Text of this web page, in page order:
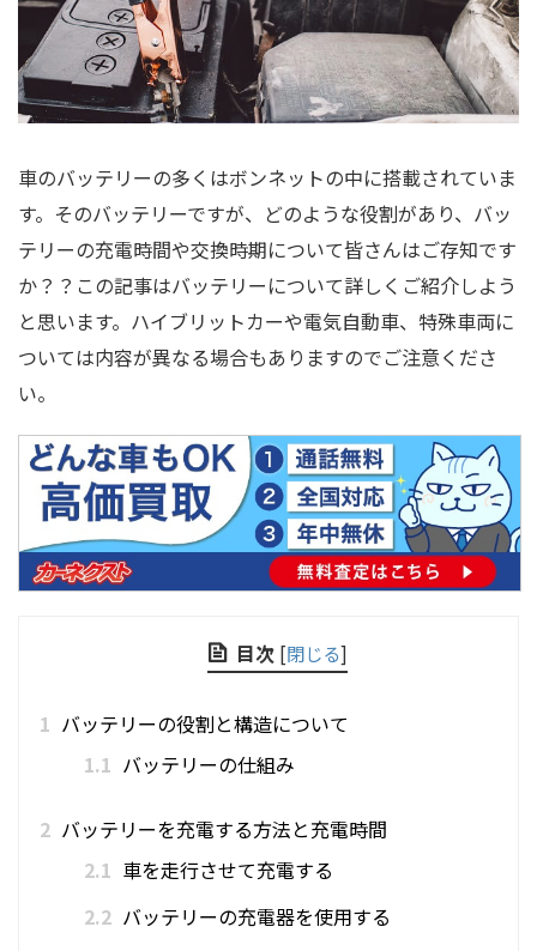
車のバッテリーの多くはボンネットの中に搭載されていま
す。そのバッテリーですが、どのような役割があり、バッ
テリーの充電時間や交換時期について皆さんはご存知です
か？？この記事はバッテリーについて詳しくご紹介しよう
と思います。ハイブリットカーや電気自動車、特殊車両に
ついては内容が異なる場合もありますのでご注意くださ
い。
目次 [閉じる]
1 バッテリーの役割と構造について
1.1 バッテリーの仕組み
2 バッテリーを充電する方法と充電時間
2.1 車を走行させて充電する
2.2 バッテリーの充電器を使用する